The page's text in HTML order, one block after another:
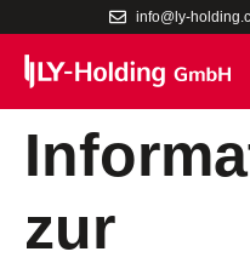
info@ly-
zur